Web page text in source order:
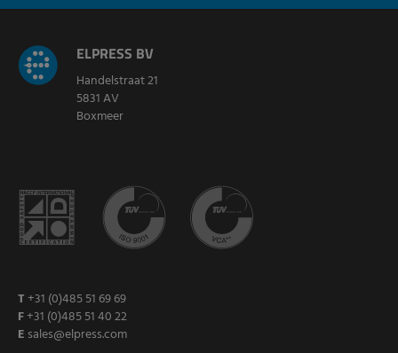
ELPRESS BV
Handelstraat 21
5831 AV
Boxmeer
T +31 (0)485 51 69 69
F+31 (0)485 51 40 22
E sales@elpress.com